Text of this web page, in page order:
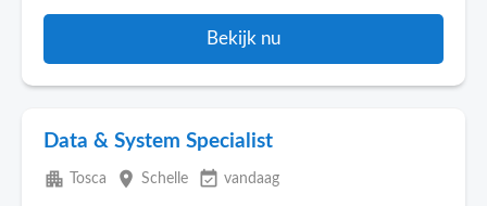
Bekijk nu
Data & System Specialist
apartment Tosca place Schelle event_available vandaag